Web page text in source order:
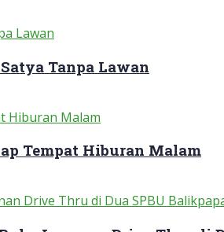
Tanpa Lawan
Tempat Hiburan Malam